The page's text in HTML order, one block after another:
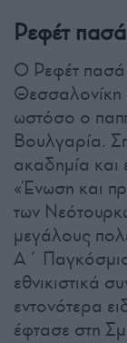
Ρεφέτ πασά
Ο Ρεφέτ πασά
Θεσσαλονίκη
ωστόσο ο
Βουλγαρία.
ακαδημία και
«Ένωση και
των
μεγάλους
Α΄
εθνικιστικά
εντονότερα
έφτασε στη